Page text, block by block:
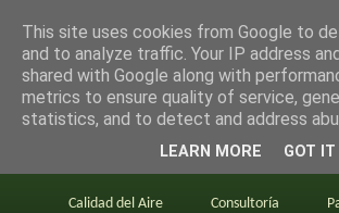
en bici por madrid
Este blog BiciMAD
Calidad del Aire Consultoría
This site uses cookies from Google to
and to analyze traffic. Your IP address
shared with Google along with
metrics to ensure quality of service,
statistics, and to detect and address
LEARN MORE GOT IT